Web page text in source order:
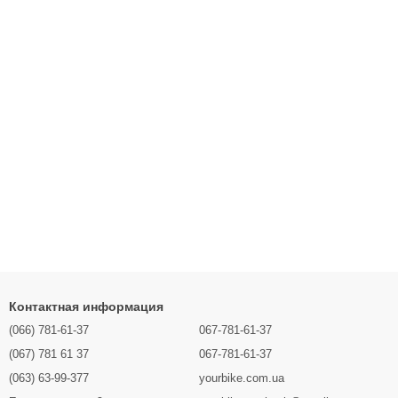
Контактная информация
(066) 781-61-37
(067) 781 61 37
(063) 63-99-377
067-781-61-37
067-781-61-37
yourbike.com.ua